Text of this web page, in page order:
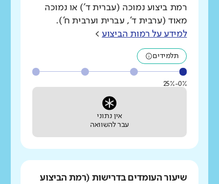
רמת ביצוע נמוכה (עברית ד') או נמוכה
מאוד (ערבית ד', עברית וערבית ח').
למידע על רמות הביצוע >
תלמידים
0%-25%
אין נתוני
עבר להשוואה
שיעור העומדים בדרישות (רמת הביצוע